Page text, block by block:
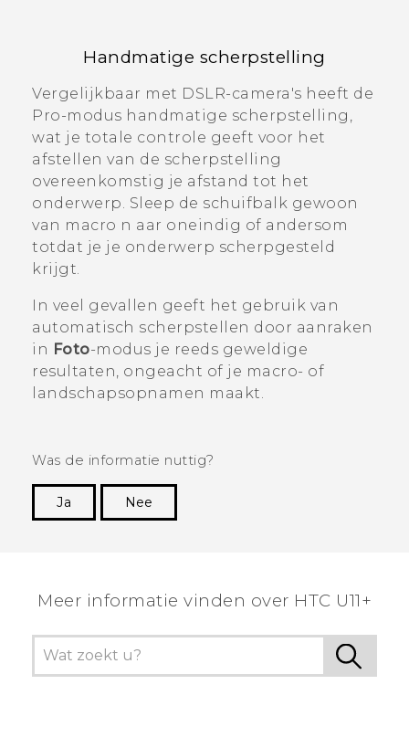
Handmatige scherpstelling
Vergelijkbaar met DSLR-camera's heeft de
Pro-modus handmatige scherpstelling,
wat je totale controle geeft voor het
afstellen van de scherpstelling
overeenkomstig je afstand tot het
onderwerp. Sleep de schuifbalk gewoon
van macro n aar oneindig of andersom
totdat je je onderwerp scherpgesteld
krijgt.
In veel gevallen geeft het gebruik van
automatisch scherpstellen door aanraken
in Foto-modus je reeds geweldige
resultaten, ongeacht of je macro- of
landschapsopnamen maakt.
Was de informatie nuttig?
Ja
Nee
Meer informatie vinden over HTC U11+